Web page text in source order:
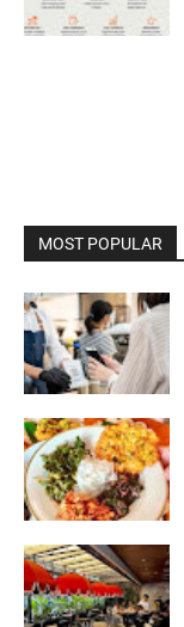
MOST POPULAR